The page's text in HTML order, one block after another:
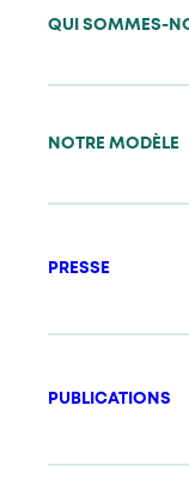
QUI SOMMES-
NOTRE MODÈLE
PRESSE
PUBLICATIONS